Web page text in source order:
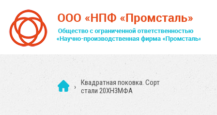
› Квадратная поковка. Сорт
стали 20ХН3МФА